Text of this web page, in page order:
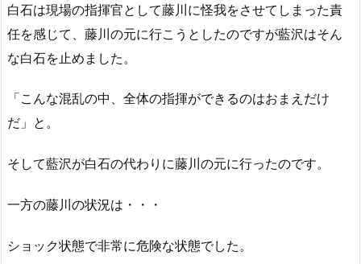
白石は現場の指揮官として藤川に怪我をさせてしまった責
任を感じて、藤川の元に行こうとしたのですが藍沢はそん
な白石を止めました。
「こんな混乱の中、全体の指揮ができるのはおまえだけ
だ」と。
そして藍沢が白石の代わりに藤川の元に行ったのです。
一方の藤川の状況は・・・
ショック状態で非常に危険な状態でした。